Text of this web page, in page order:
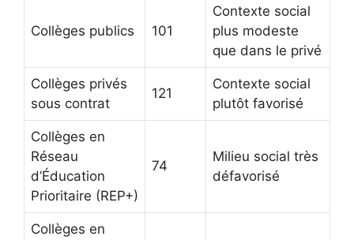
Collèges publics 101
Contexte social
plus modeste
que dans le privé
Collèges privés
sous contrat
121
Contexte social
plutôt favorisé
Collèges en
Réseau
d’Éducation
Prioritaire (REP+)
74
Milieu social très
défavorisé
Collèges en